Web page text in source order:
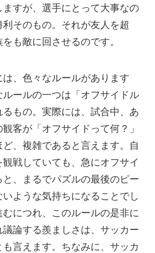
すが、選手にとって大事なの
そのもの。それが友人を超
も敵に回させるのです。
は、色々なルールがあります
ルールの一つは「オフサイドル
もの。実際には、試合中、あ
客が「オフサイドって何？」
ど、複雑であると言えます。自
戦していても、急にオフサイ
と、まるでパズルの最後のピー
いような気持ちになることでし
むにつれ、このルールの是非に
論する羨ましさは、サッカー
言えます。ちなみに、サッカ